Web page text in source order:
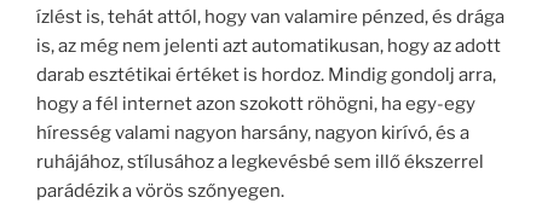
ízlést is, tehát attól, hogy van valamire pénzed, és drága
is, az még nem jelenti azt automatikusan, hogy az adott
darab esztétikai értéket is hordoz. Mindig gondolj arra,
hogy a fél internet azon szokott röhögni, ha egy-egy
híresség valami nagyon harsány, nagyon kirívó, és a
ruhájához, stílusához a legkevésbé sem illő ékszerrel
parádézik a vörös szőnyegen.